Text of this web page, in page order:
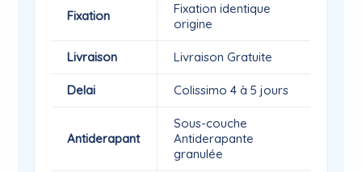
Fixation
Fixation identique
origine
Livraison Livraison Gratuite
Delai Colissimo 4 à 5 jours
Antiderapant
Sous-couche
Antiderapante
granulée